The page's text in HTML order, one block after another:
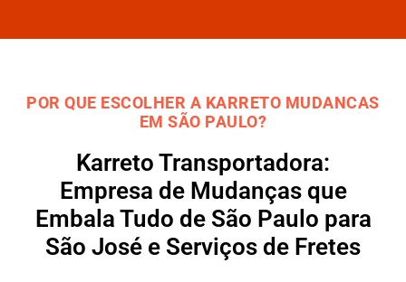
POR QUE ESCOLHER A KARRETO MUDANCAS
EM SÃO PAULO?
Karreto Transportadora:
Empresa de Mudanças que
Embala Tudo de São Paulo para
São José e Serviços de Fretes